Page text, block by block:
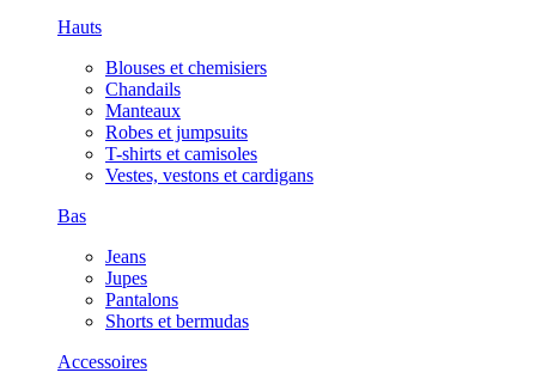
Hauts
Blouses et chemisiers
Chandails
Manteaux
Robes et jumpsuits
T-shirts et camisoles
Vestes, vestons et cardigans
Bas
Jeans
Jupes
Pantalons
Shorts et bermudas
Accessoires